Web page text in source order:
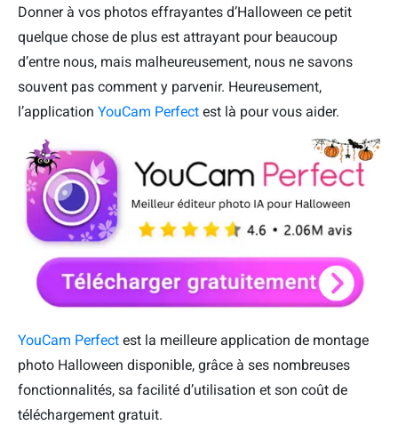
Donner à vos photos effrayantes d’Halloween ce petit
quelque chose de plus est attrayant pour beaucoup
d’entre nous, mais malheureusement, nous ne savons
souvent pas comment y parvenir. Heureusement,
l’application YouCam Perfect est là pour vous aider.
YouCam Perfect est la meilleure application de montage
photo Halloween disponible, grâce à ses nombreuses
fonctionnalités, sa facilité d’utilisation et son coût de
téléchargement gratuit.